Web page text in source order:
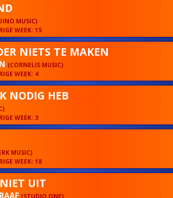
MUSIC)
WEEK: 15
NIETS TE MAKEN
(CORNELIS MUSIC)
WEEK: 4
NODIG HEB
WEEK: 3
MUSIC)
WEEK: 18
UIT
(STUDIO ONE)